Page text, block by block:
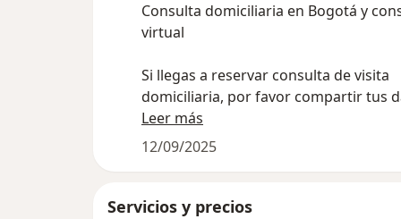
Consulta domiciliaria en Bogotá y
virtual
Si llegas a reservar consulta de visita
domiciliaria, por favor compartir tus
domicilio al teléfono registrado en el
Whatsapp
Leer más
12/09/2025
Servicios y precios